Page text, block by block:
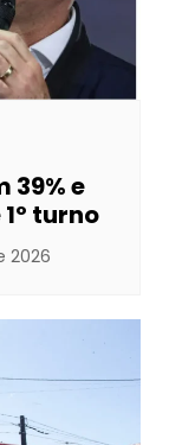
39% e
turno
2026